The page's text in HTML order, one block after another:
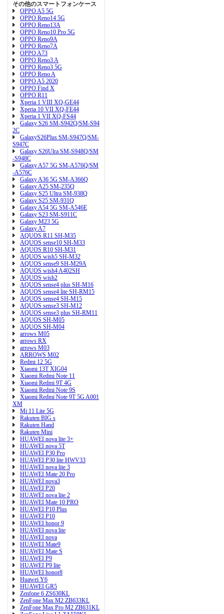
その他のスマートフォンケース
OPPO A5 5G
OPPO Reno14 5G
OPPO Reno13A
OPPO Reno10 Pro 5G
OPPO Reno9A
OPPO Reno7A
OPPO A73
OPPO Reno3 A
OPPO Reno3 5G
OPPO Reno A
OPPO A5 2020
OPPO Find X
OPPO R11
Xperia 1 VIII XQ-GE44
Xperia 10 VII XQ-FE44
Xperia 1 VII XQ-FS44
Galaxy S26 SM-S942Q/SM-S94
2C
GalaxyS26Plus SM-S947Q/SM-
S947C
Galaxy S26Ulra SM-S948Q/SM
-S948C
Galaxy A57 5G SM-A576Q/SM
-A576C
Galaxy A36 5G SM-A366Q
Galaxy A25 SM-235Q
Galaxy S25 Ultra SM-938Q
Galaxy S25 SM-931Q
Galaxy A54 5G SM-A546E
Galaxy S23 SM-S911C
Galaxy M23 5G
Galaxy A7
AQUOS R11 SH-M35
AQUOS sense10 SH-M33
AQUOS R10 SH-M31
AQUOS wish5 SH-M32
AQUOS sense9 SH-M29A
AQUOS wish4 A402SH
AQUOS wish2
AQUOS sense4 plus SH-M16
AQUOS sense4 lite SH-RM15
AQUOS sense4 SH-M15
AQUOS sense3 SH-M12
AQUOS sense3 plus SH-RM11
AQUOS SH-M05
AQUOS SH-M04
arrows M05
arrows RX
arrows M03
ARROWS M02
Redmi 12 5G
Xiaomi 13T XIG04
Xiaomi Redmi Note 11
Xiaomi Redmi 9T 4G
Xiaomi Redmi Note 9S
Xiaomi Redmi Note 9T 5G A001
XM
Mi 11 Lite 5G
Rakuten BIG s
Rakuten Hand
Rakuten Mini
HUAWEI nova lite 3+
HUAWEI nova 5T
HUAWEI P30 Pro
HUAWEI P30 lite HWV33
HUAWEI nova lite 3
HUAWEI Mate 20 Pro
HUAWEI nova3
HUAWEI P20
HUAWEI nova lite 2
HUAWEI Mate 10 PRO
HUAWEI P10 Plus
HUAWEI P10
HUAWEI honor 9
HUAWEI nova lite
HUAWEI nova
HUAWEI Mate9
HUAWEI Mate S
HUAWEI P9
HUAWEI P9 lite
HUAWEI honor8
Huawei Y6
HUAWEI GR5
Zenfone 6 ZS630KL
ZenFone Max M2 ZB633KL
ZenFone Max Pro M2 ZB631KL